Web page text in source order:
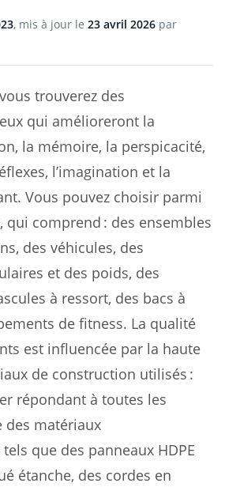
, mis à jour le 23 avril 2026 par
trouverez des
qui amélioreront la
la mémoire, la perspicacité,
l’imagination et la
Vous pouvez choisir parmi
qui comprend : des ensembles
des véhicules, des
et des poids, des
à ressort, des bacs à
de fitness. La qualité
est influencée par la haute
de construction utilisés :
répondant à toutes les
des matériaux
que des panneaux HDPE
étanche, des cordes en